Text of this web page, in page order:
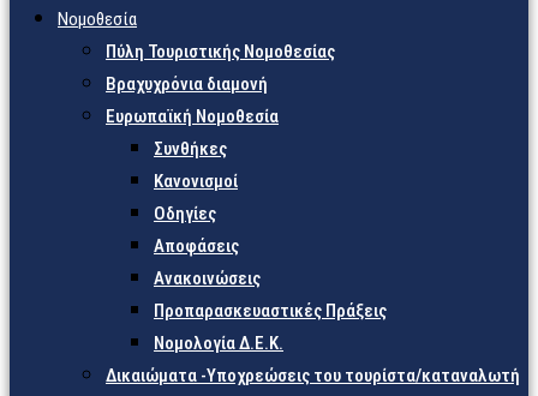
Νομοθεσία
Πύλη Τουριστικής Νομοθεσίας
Βραχυχρόνια διαμονή
Ευρωπαϊκή Νομοθεσία
Συνθήκες
Κανονισμοί
Οδηγίες
Αποφάσεις
Ανακοινώσεις
Προπαρασκευαστικές Πράξεις
Νομολογία Δ.Ε.Κ.
Δικαιώματα -Υποχρεώσεις του τουρίστα/καταναλωτή